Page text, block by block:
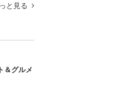
と見る
＆グルメ